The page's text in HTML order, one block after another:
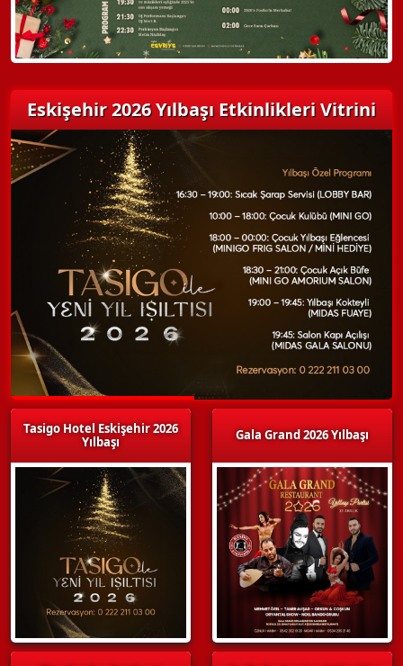
Eskişehir 2026 Yılbaşı Etkinlikleri Vitrini
Tasigo Hotel Eskişehir 2026
Yılbaşı
Gala Grand 2026 Yılbaşı